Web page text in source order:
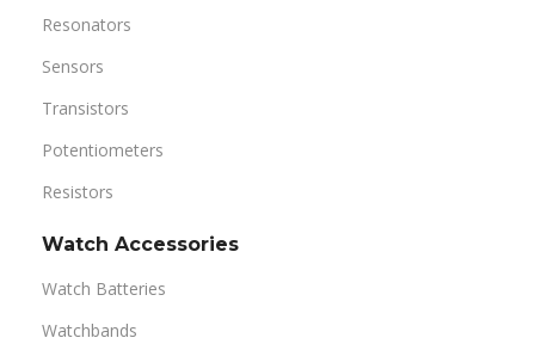
Resonators
Sensors
Transistors
Potentiometers
Resistors
Watch Accessories
Watch Batteries
Watchbands